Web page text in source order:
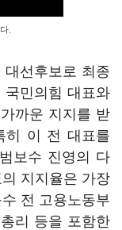
.
대선후보로 최종
국민의힘 대표와
까운 지지를 받
히 이 전 대표를
보수 진영의 다
지지율은 가장
전 고용노동부
리 등을 포함한